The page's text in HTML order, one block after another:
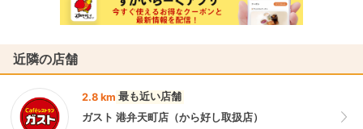
近隣の店舗
2.8 km 最も近い店舗
ガスト 港弁天町店（から好し取扱店）